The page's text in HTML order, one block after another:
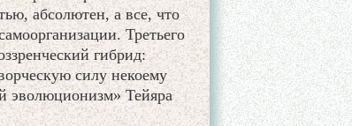
абсолютен, а все, что
Третьего
гибрид:
силу некоему
эволюционизм» Тейяра